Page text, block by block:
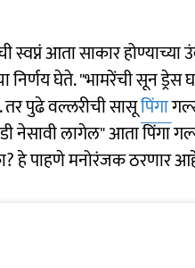
स्वप्नं आता साकार
निर्णय घेते. "भामरेंची सून
पुढे वल्लरीची सासूपिंगा
नेसावी लागेल" आता पिंगा
हे पाहणे मनोरंजक ठरणार